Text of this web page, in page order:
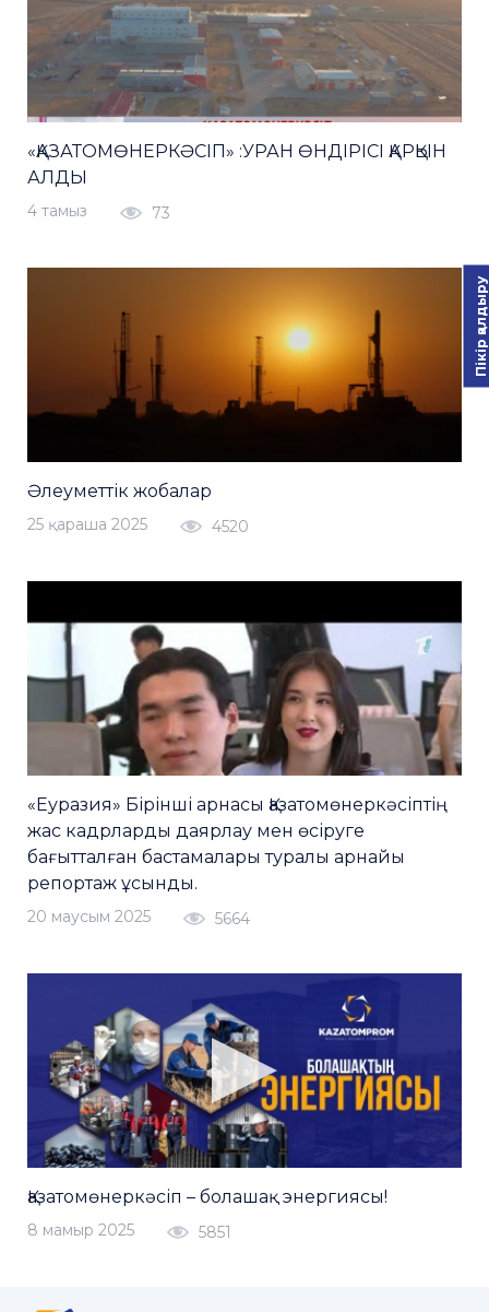
«ҚАЗАТОМӨНЕРКӘСІП» :УРАН ӨНДІРІСІ ҚАРҚЫН
АЛДЫ
4 тамыз 73
Әлеуметтік жобалар
25 қараша 2025 4520
«Еуразия» Бірінші арнасы Қазатомөнеркәсіптің
жас кадрларды даярлау мен өсіруге
бағытталған бастамалары туралы арнайы
репортаж ұсынды.
20 маусым 2025 5664
Қазатомөнеркәсіп – болашақ энергиясы!
8 мамыр 2025 5851
Пікір қалдыру